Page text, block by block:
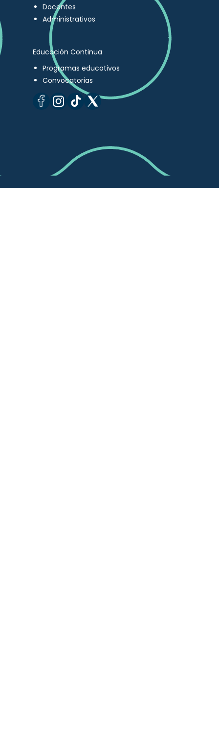
Docentes
Administrativos
Educación Continua
Programas educativos
Convocatorias